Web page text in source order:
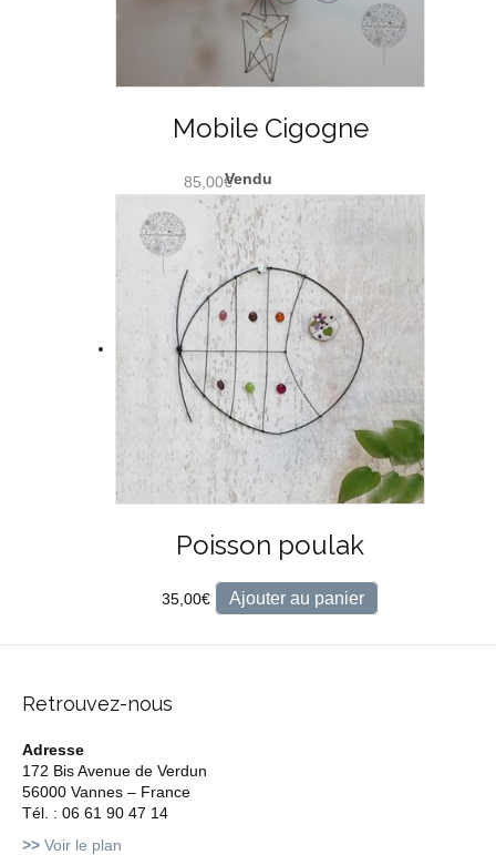
Mobile Cigogne
85,00€
Poisson poulak
35,00€ Ajouter au panier
Retrouvez-nous
Adresse
172 Bis Avenue de Verdun
56000 Vannes – France
Tél. : 06 61 90 47 14
>> Voir le plan